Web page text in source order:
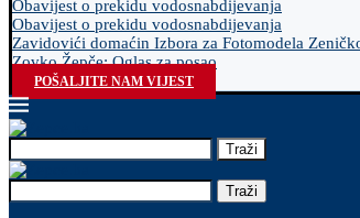
Obavijest o prekidu vodosnabdijevanja
Obavijest o prekidu vodosnabdijevanja
Zavidovići domaćin Izbora za Fotomodela
Zovko Žepče: Oglas za posao
POŠALJITE NAM VIJEST
Traži
Traži